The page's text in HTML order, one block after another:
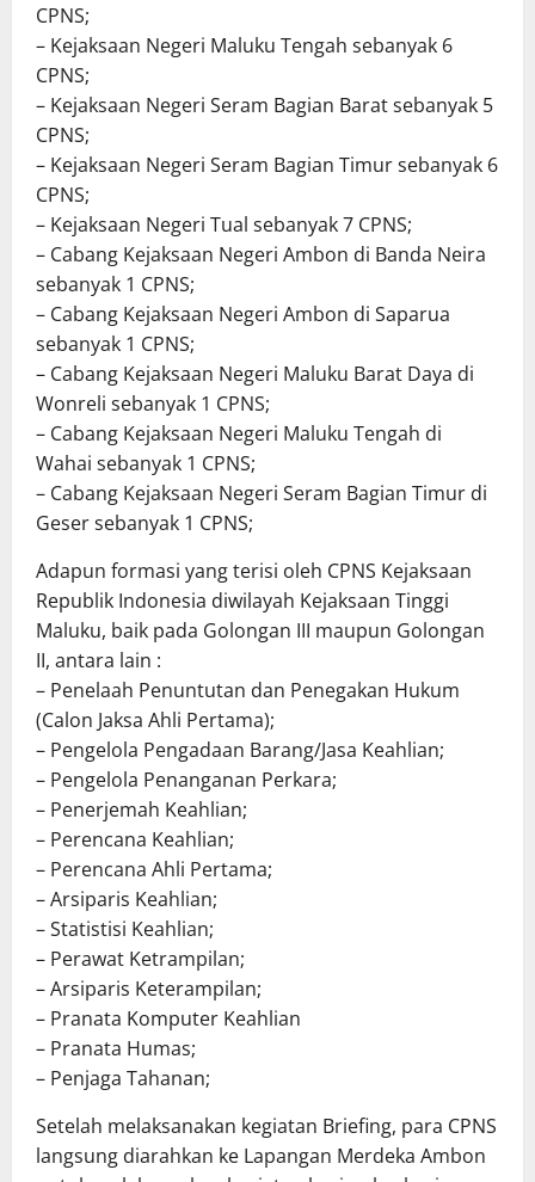
CPNS;
– Kejaksaan Negeri Maluku Tengah sebanyak 6
CPNS;
– Kejaksaan Negeri Seram Bagian Barat sebanyak 5
CPNS;
– Kejaksaan Negeri Seram Bagian Timur sebanyak 6
CPNS;
– Kejaksaan Negeri Tual sebanyak 7 CPNS;
– Cabang Kejaksaan Negeri Ambon di Banda Neira
sebanyak 1 CPNS;
– Cabang Kejaksaan Negeri Ambon di Saparua
sebanyak 1 CPNS;
– Cabang Kejaksaan Negeri Maluku Barat Daya di
Wonreli sebanyak 1 CPNS;
– Cabang Kejaksaan Negeri Maluku Tengah di
Wahai sebanyak 1 CPNS;
– Cabang Kejaksaan Negeri Seram Bagian Timur di
Geser sebanyak 1 CPNS;
Adapun formasi yang terisi oleh CPNS Kejaksaan
Republik Indonesia diwilayah Kejaksaan Tinggi
Maluku, baik pada Golongan III maupun Golongan
II, antara lain :
– Penelaah Penuntutan dan Penegakan Hukum
(Calon Jaksa Ahli Pertama);
– Pengelola Pengadaan Barang/Jasa Keahlian;
– Pengelola Penanganan Perkara;
– Penerjemah Keahlian;
– Perencana Keahlian;
– Perencana Ahli Pertama;
– Arsiparis Keahlian;
– Statistisi Keahlian;
– Perawat Ketrampilan;
– Arsiparis Keterampilan;
– Pranata Komputer Keahlian
– Pranata Humas;
– Penjaga Tahanan;
Setelah melaksanakan kegiatan Briefing, para CPNS
langsung diarahkan ke Lapangan Merdeka Ambon